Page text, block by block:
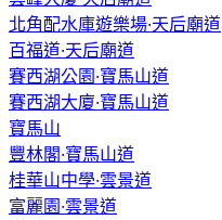
北角配水庫遊樂場·天后廟道
百福道·天后廟道
賽西湖公園·寶馬山道
賽西湖大廈·寶馬山道
寶馬山
豐林閣·寶馬山道
桂華山中學·雲景道
富麗園·雲景道